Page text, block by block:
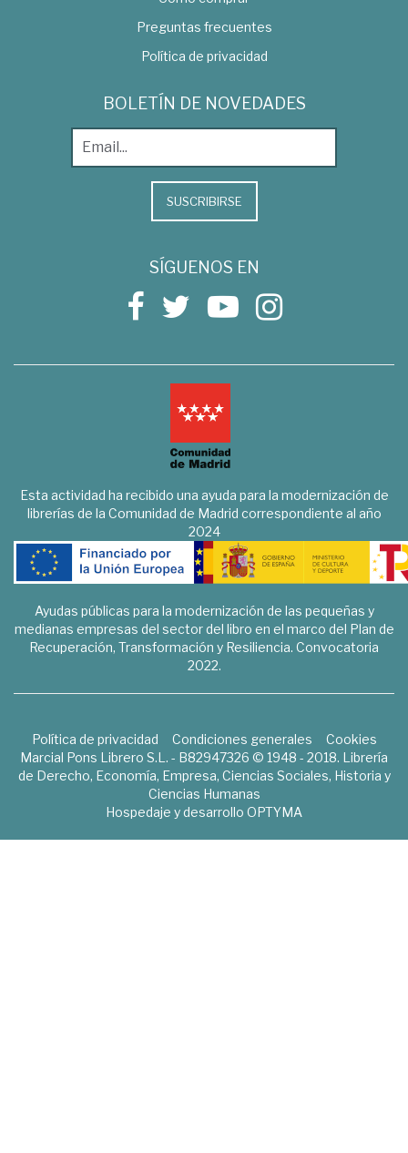
Preguntas frecuentes
Política de privacidad
BOLETÍN DE NOVEDADES
SUSCRIBIRSE
SÍGUENOS EN
Esta actividad ha recibido una ayuda para la modernización de
librerías de la Comunidad de Madrid correspondiente al año
2024
Ayudas públicas para la modernización de las pequeñas y
medianas empresas del sector del libro en el marco del Plan de
Recuperación, Transformación y Resiliencia. Convocatoria
2022.
Política de privacidad Condiciones generales
Cookies
Marcial Pons Librero S.L. - B82947326 © 1948 - 2018. Librería
de Derecho, Economía, Empresa, Ciencias Sociales, Historia y
Ciencias Humanas
Hospedaje y desarrollo OPTYMA